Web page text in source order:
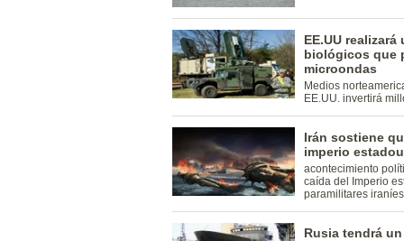
EE.UU
biológicos que
microondas
Medios
EE.UU. invertirá
Irán sostiene
imperio
acontecimiento
caída del Imperio
paramilitares
Rusia tendrá